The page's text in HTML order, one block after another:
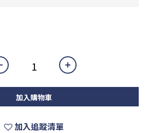
加入購物車
加入追蹤清單